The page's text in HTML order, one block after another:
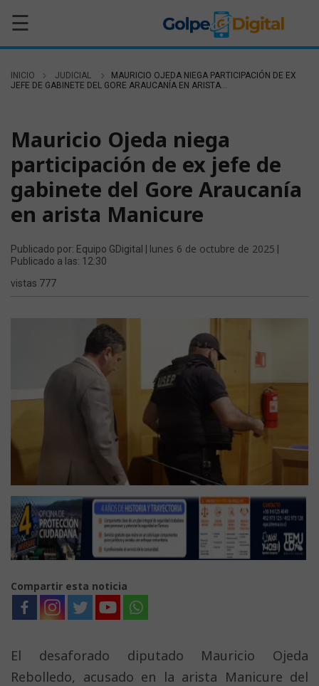
☰
INICIO JUDICIAL
MAURICIO OJEDA NIEGA PARTICIPACIÓN DE EX
JEFE DE GABINETE DEL GORE ARAUCANÍA EN ARISTA...
Mauricio Ojeda niega
participación de ex jefe de
gabinete del Gore Araucanía
en arista Manicure
Publicado por: Equipo GDigital | lunes 6 de octubre de 2025
Publicado a las: 12:30
vistas 777
Compartir esta noticia
El desaforado diputado Mauricio Ojeda
Rebolledo, acusado en la arista Manicure del